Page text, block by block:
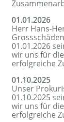
01.01.2026
Herr Hans-
01.01.2026
wir uns für
erfolgreiche
01.10.2025
Unser
01.10.2025
wir uns für
erfolgreiche